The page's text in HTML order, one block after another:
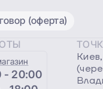
(оферта)
- 20:00